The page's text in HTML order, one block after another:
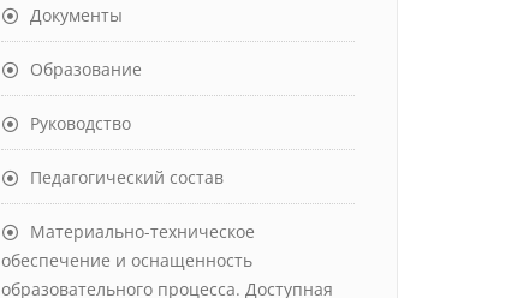
Документы
Образование
Руководство
Педагогический состав
Материально-техническое
обеспечение и оснащенность
образовательного процесса. Доступная